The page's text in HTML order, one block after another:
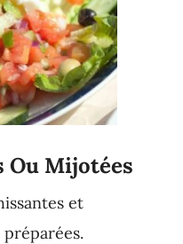
Ou Mijotées
et